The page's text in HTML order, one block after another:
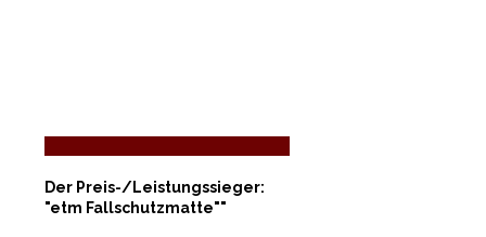
Der Preis-/Leistungssieger:
"etm Fallschutzmatte""